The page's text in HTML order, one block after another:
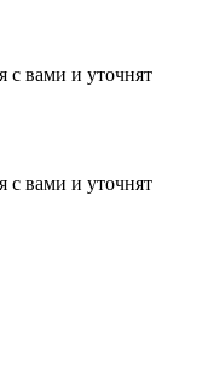
с вами и уточнят
с вами и уточнят